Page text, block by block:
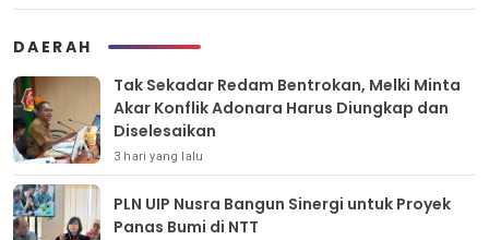
DAERAH
Tak Sekadar Redam Bentrokan, Melki Minta
Akar Konflik Adonara Harus Diungkap dan
Diselesaikan
3 hari yang lalu
PLN UIP Nusra Bangun Sinergi untuk Proyek
Panas Bumi di NTT